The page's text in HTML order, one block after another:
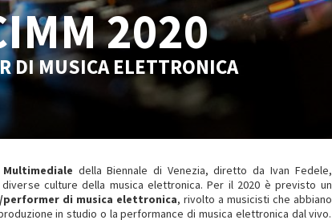
2020
DI MUSICA ELETTRONICA
della Biennale di Venezia, diretto da Ivan Fedele,
culture della musica elettronica. Per il 2020 è previsto un
di musica elettronica, rivolto a musicisti che abbiano
in studio o la performance di musica elettronica dal vivo.